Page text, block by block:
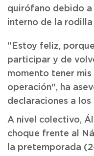
quirófano debido a
interno de la
"Estoy feliz,
participar y de
momento tener
operación", ha
declaraciones a
A nivel colectivo,
choque frente al
la pretemporada